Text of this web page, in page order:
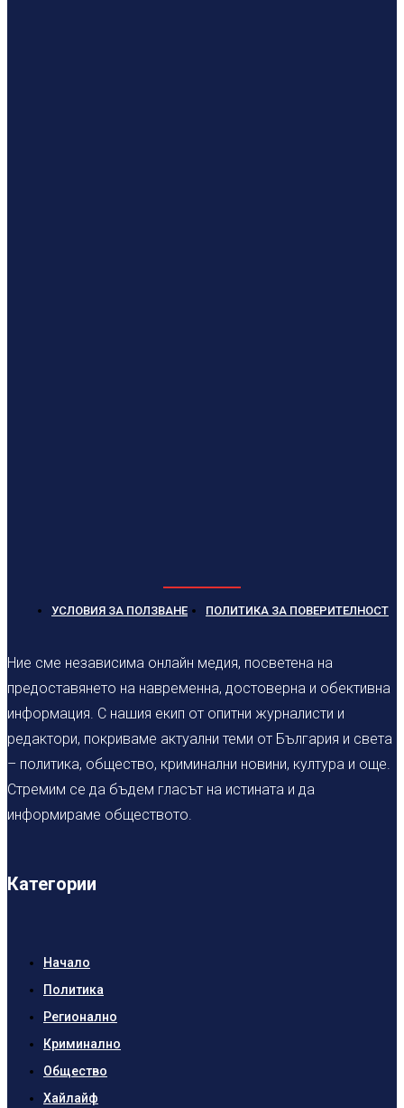
УСЛОВИЯ ЗА ПОЛЗВАНЕ ПОЛИТИКА ЗА ПОВЕРИТЕЛНОСТ
Ние сме независима онлайн медия, посветена на
предоставянето на навременна, достоверна и обективна
информация. С нашия екип от опитни журналисти и
редактори, покриваме актуални теми от България и света
– политика, общество, криминални новини, култура и още.
Стремим се да бъдем гласът на истината и да
информираме обществото.
Категории
Начало
Политика
Регионално
Криминално
Общество
Хайлайф